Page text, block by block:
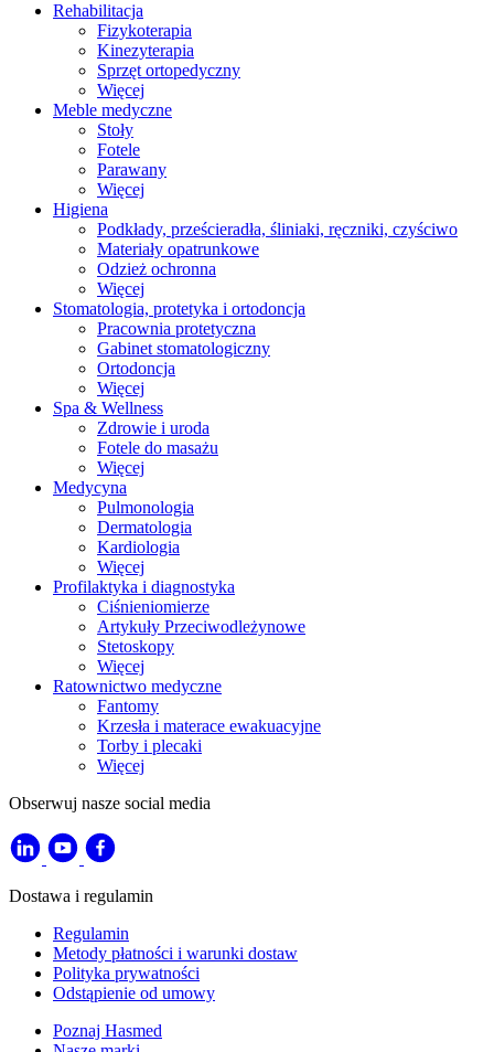
Rehabilitacja
Fizykoterapia
Kinezyterapia
Sprzęt ortopedyczny
Więcej
Meble medyczne
Stoły
Fotele
Parawany
Więcej
Higiena
Podkłady, prześcieradła, śliniaki, ręczniki, czyściwo
Materiały opatrunkowe
Odzież ochronna
Więcej
Stomatologia, protetyka i ortodoncja
Pracownia protetyczna
Gabinet stomatologiczny
Ortodoncja
Więcej
Spa & Wellness
Zdrowie i uroda
Fotele do masażu
Więcej
Medycyna
Pulmonologia
Dermatologia
Kardiologia
Więcej
Profilaktyka i diagnostyka
Ciśnieniomierze
Artykuły Przeciwodleżynowe
Stetoskopy
Więcej
Ratownictwo medyczne
Fantomy
Krzesła i materace ewakuacyjne
Torby i plecaki
Więcej
Obserwuj nasze social media
Dostawa i regulamin
Regulamin
Metody płatności i warunki dostaw
Polityka prywatności
Odstąpienie od umowy
Poznaj Hasmed